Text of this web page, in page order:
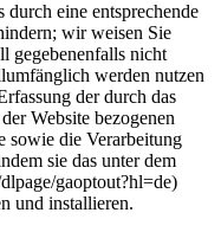
eine entsprechende
wir weisen Sie
gegebenenfalls nicht
werden nutzen
der durch das
Website bezogenen
sowie die Verarbeitung
sie das unter dem
gaoptout?hl=de)
und installieren.